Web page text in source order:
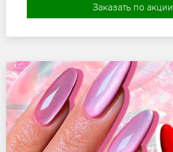
Заказать по акции